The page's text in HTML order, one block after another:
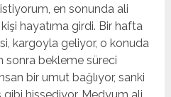
en sonunda ali
hayatıma girdi. Bir hafta
kargoyla geliyor, o konuda
sonra bekleme süreci
bir umut bağlıyor, sanki